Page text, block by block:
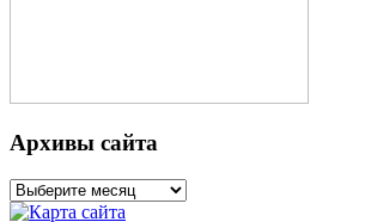
Архивы сайта
Архивы
сайта